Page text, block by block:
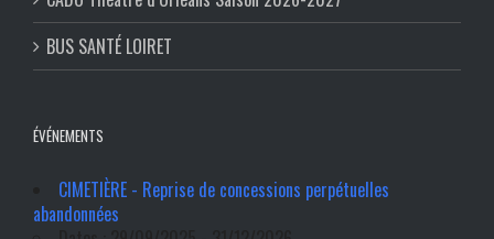
BUS SANTÉ LOIRET
ÉVÉNEMENTS
CIMETIÈRE - Reprise de concessions perpétuelles
abandonnées